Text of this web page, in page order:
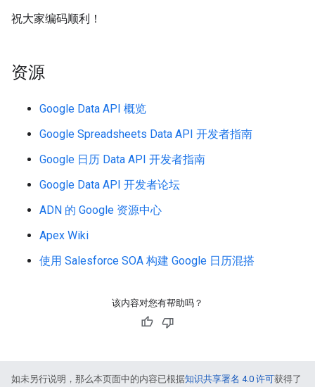
祝大家编码顺利！
资源
Google Data API 概览
Google Spreadsheets Data API 开发者指南
Google 日历 Data API 开发者指南
Google Data API 开发者论坛
ADN 的 Google 资源中心
Apex Wiki
使用 Salesforce SOA 构建 Google 日历混搭
该内容对您有帮助吗？
如未另行说明，那么本页面中的内容已根据知识共享署名 4.0 许可获得了